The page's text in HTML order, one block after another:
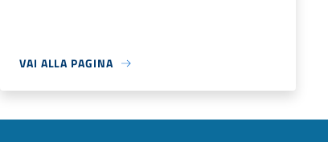
VAI ALLA PAGINA